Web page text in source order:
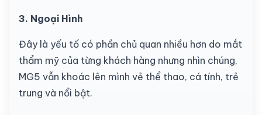
3. Ngoại Hình
Đây là yếu tố có phần chủ quan nhiều hơn do mắt
thẩm mỹ của từng khách hàng nhưng nhìn chúng,
MG5 vẫn khoác lên mình vẻ thể thao, cá tính, trẻ
trung và nổi bật.